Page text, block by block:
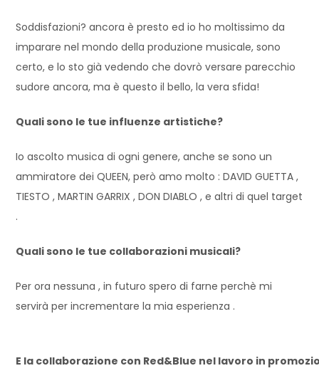
Soddisfazioni? ancora è presto ed io ho moltissimo da
imparare nel mondo della produzione musicale, sono
certo, e lo sto già vedendo che dovrò versare parecchio
sudore ancora, ma è questo il bello, la vera sfida!
Quali sono le tue influenze artistiche?
Io ascolto musica di ogni genere, anche se sono un
ammiratore dei QUEEN, però amo molto : DAVID GUETTA ,
TIESTO , MARTIN GARRIX , DON DIABLO , e altri di quel target
.
Quali sono le tue collaborazioni musicali?
Per ora nessuna , in futuro spero di farne perchè mi
servirà per incrementare la mia esperienza .
E la collaborazione con Red&Blue nel lavoro in